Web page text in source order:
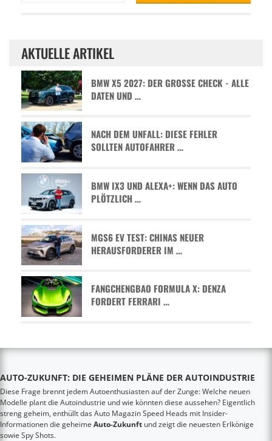
AKTUELLE ARTIKEL
BMW X5 2027: DER GROSSE CHECK - ALLE D
ATEN UND …
NACH DEM UNFALL: DIESE FEHLER
SOLLTEN AUTOFAHRER …
BMW IX3 UND ALEXA+: WENN DAS AUTO
PLÖTZLICH …
MGS6 EV TEST: CHINAS NEUER
HERAUSFORDERER IM …
FANGCHENGBAO FORMULA X: DENZA
FORDERT FERRARI …
AUTO-ZUKUNFT: DIE GEHEIMEN PLÄNE DER AUTOINDUSTRIE
Diese Frage brennt jedem Autoenthusiasten auf der Zunge: Welche neuen
Modelle plant die Autoindustrie und wie könnten diese aussehen? Eigentlich
streng geheim, enthüllt das Auto Magazin Speed Heads mit Insider-
Informationen die geheime Auto-Zukunft und zeigt die neuesten Erlkönige
sowie Spy Shots.